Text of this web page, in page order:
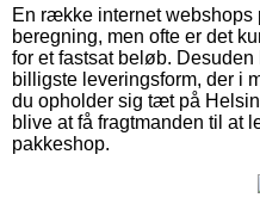
En række internet
beregning, men ofte er det
for et fastsat beløb.
billigste leveringsform, der i
du opholder sig tæt på
blive at få fragtmanden til at
pakkeshop.